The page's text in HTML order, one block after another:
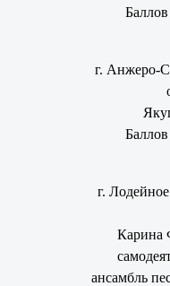
г. Анжеро-
г.
Карина
ансамбль